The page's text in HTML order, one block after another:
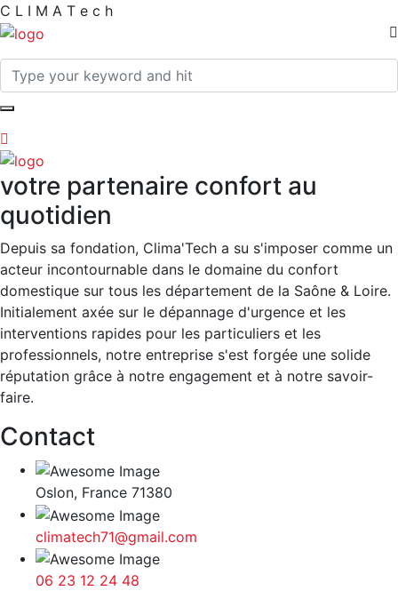
C L I M A T e c h
votre partenaire confort au
quotidien
Depuis sa fondation, Clima'Tech a su s'imposer comme un
acteur incontournable dans le domaine du confort
domestique sur tous les département de la Saône & Loire.
Initialement axée sur le dépannage d'urgence et les
interventions rapides pour les particuliers et les
professionnels, notre entreprise s'est forgée une solide
réputation grâce à notre engagement et à notre savoir-
faire.
Contact
Oslon, France 71380
climatech71@gmail.com
06 23 12 24 48